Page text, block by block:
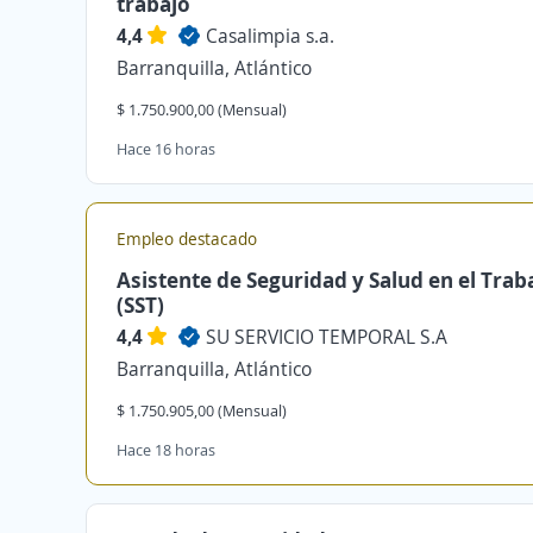
4,4
Casalimpia s.a.
Barranquilla, Atlántico
$ 1.750.900,00 (Mensual)
Hace 16 horas
Empleo destacado
Asistente de Seguridad y Salud en el
(SST)
4,4
SU SERVICIO TEMPORAL S.A
Barranquilla, Atlántico
$ 1.750.905,00 (Mensual)
Hace 18 horas